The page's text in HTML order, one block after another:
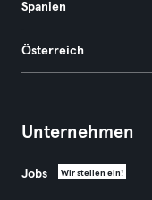
Spanien
Österreich
Unternehmen
Jobs Wir stellen ein!